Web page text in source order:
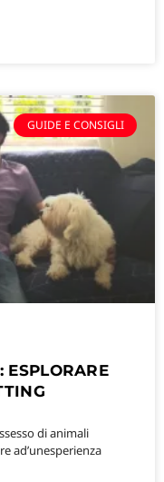
GUIDE E CONSIGLI
ESPLORARE
di animali
ad’unesperienza